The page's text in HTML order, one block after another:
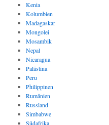
Kenia
Kolumbien
Madagaskar
Mongolei
Mosambik
Nepal
Nicaragua
Palästina
Peru
Philippinen
Rumänien
Russland
Simbabwe
Südafrika